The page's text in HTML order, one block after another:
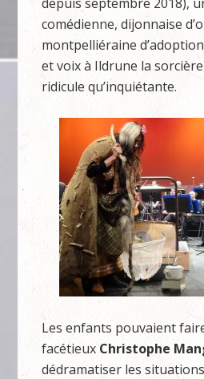
comédienne, dijonnaise
montpelliéraine
et voix à Ildrune la
ridicule qu’inquiétante.
Les enfants pouvaient
facétieux Christophe
dédramatiser les